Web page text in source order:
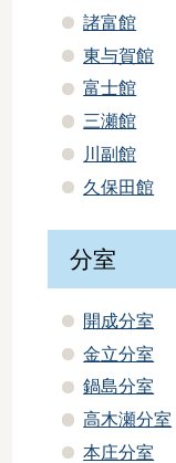
諸富館
東与賀館
富士館
三瀬館
川副館
久保田館
分室
開成分室
金立分室
鍋島分室
高木瀬分室
本庄分室